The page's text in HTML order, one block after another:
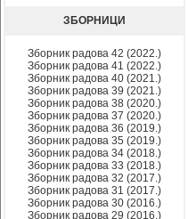
ЗБОРНИЦИ
Зборник радова 42 (2022.)
Зборник радова 41 (2022.)
Зборник радова 40 (2021.)
Зборник радова 39 (2021.)
Зборник радова 38 (2020.)
Зборник радова 37 (2020.)
Зборник радова 36 (2019.)
Зборник радова 35 (2019.)
Зборник радова 34 (2018.)
Зборник радова 33 (2018.)
Зборник радова 32 (2017.)
Зборник радова 31 (2017.)
Зборник радова 30 (2016.)
Зборник радова 29 (2016.)